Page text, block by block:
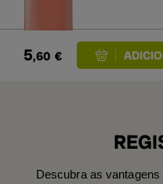
5,60 €
Descubra as